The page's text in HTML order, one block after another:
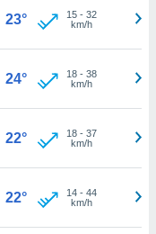
23° 15- 32
km/h
24° 18- 38
km/h
22° 18- 37
km/h
22° 14- 44
km/h